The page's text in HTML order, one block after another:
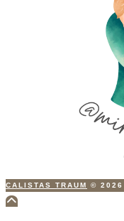
CALISTAS TRAUM © 2026
Scroll